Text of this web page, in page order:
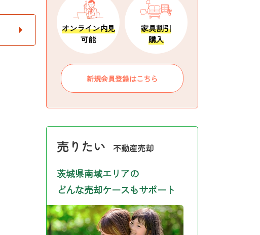
オンライン内見
可能
家具割引
購入
新規会員登録はこちら
売りたい 不動産売却
茨城県南域エリアの
どんな売却ケースもサポート